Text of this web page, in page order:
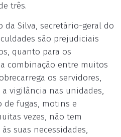
três.
Silva, secretário-geral do
são prejudiciais
quanto para os
combinação entre muitos
os servidores,
vigilância nas unidades,
de fugas, motins e
vezes, não tem
suas necessidades,